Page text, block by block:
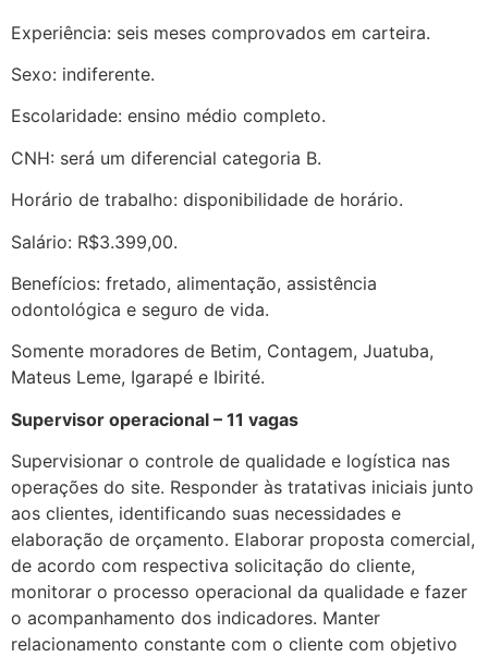
Experiência: seis meses comprovados em carteira.
Sexo: indiferente.
Escolaridade: ensino médio completo.
CNH: será um diferencial categoria B.
Horário de trabalho: disponibilidade de horário.
Salário: R$3.399,00.
Benefícios: fretado, alimentação, assistência
odontológica e seguro de vida.
Somente moradores de Betim, Contagem, Juatuba,
Mateus Leme, Igarapé e Ibirité.
Supervisor operacional – 11 vagas
Supervisionar o controle de qualidade e logística nas
operações do site. Responder às tratativas iniciais junto
aos clientes, identificando suas necessidades e
elaboração de orçamento. Elaborar proposta comercial,
de acordo com respectiva solicitação do cliente,
monitorar o processo operacional da qualidade e fazer
o acompanhamento dos indicadores. Manter
relacionamento constante com o cliente com objetivo